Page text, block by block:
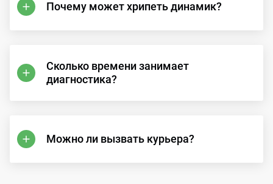
Почему может хрипеть динамик?
Сколько времени занимает
диагностика?
Можно ли вызвать курьера?